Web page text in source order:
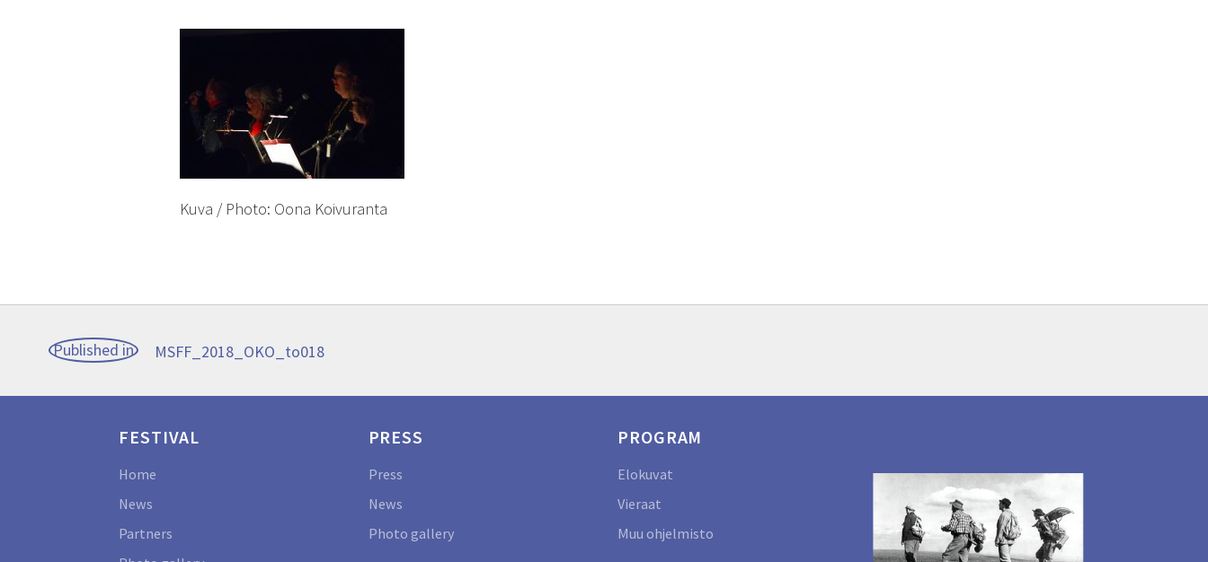
Kuva / Photo: Oona Koivuranta
Post
navigation
Published in MSFF_2018_OKO_to018
FESTIVAL
Home
News
Partners
PRESS
Press
News
Photo gallery
PROGRAM
Elokuvat
Vieraat
Muu ohjelmisto